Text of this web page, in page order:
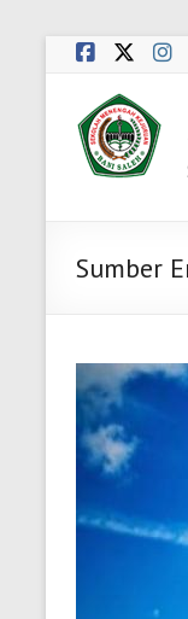
content
Sumber